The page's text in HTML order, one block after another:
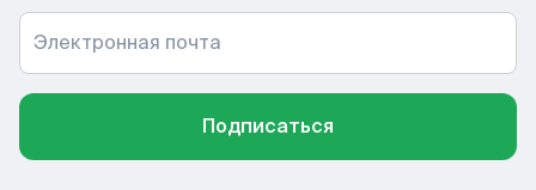
Электронная почта
Подписаться